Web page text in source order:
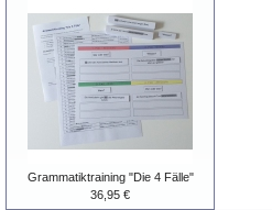
Grammatiktraining "Die 4 Fälle"
36,95 €